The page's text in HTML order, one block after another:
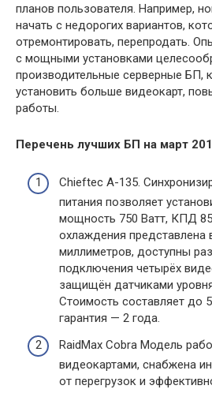
планов пользователя. Например,
начать с недорогих вариантов,
отремонтировать, перепродать.
с мощными установками
производительные серверные БП,
установить больше видеокарт,
работы.
Перечень лучших БП на март
Chieftec A-135.
питания позволяет
мощность 750 Ватт, КПД
охлаждения представлена
миллиметров, доступны
подключения четырёх
защищён датчиками
Стоимость составляет до
гарантия — 2 года.
RaidMax Cobra Модель
видеокартами, снабжена
от перегрузок и